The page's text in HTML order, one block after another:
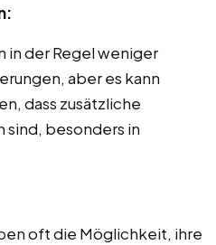
in der Regel weniger
aber es kann
dass zusätzliche
besonders in
oft die Möglichkeit, ihre